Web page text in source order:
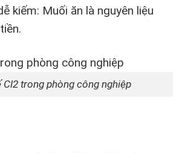
kiếm: Muối ăn là nguyên liệu
Cl2 trong phòng công nghiệp